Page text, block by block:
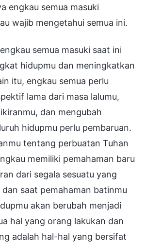
engkau semua masuki
wajib mengetahui semua ini.
semua masuki saat ini
hidupmu dan meningkatkan
itu, engkau semua perlu
lama dari masa lalumu,
dan mengubah
hidupmu perlu pembaruan.
tentang perbuatan Tuhan
memiliki pemahaman baru
dari segala sesuatu yang
saat pemahaman batinmu
akan berubah menjadi
hal yang orang lakukan dan
adalah hal-hal yang bersifat